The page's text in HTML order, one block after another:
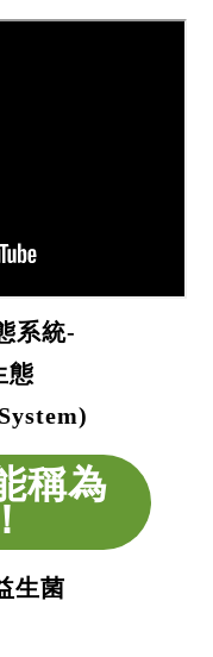
系統-
態
稱為
生菌